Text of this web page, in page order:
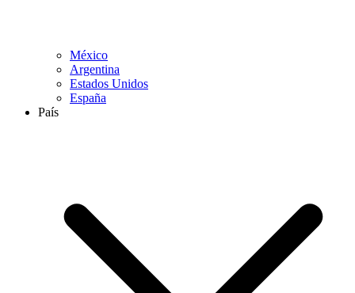
México
Argentina
Estados Unidos
España
País